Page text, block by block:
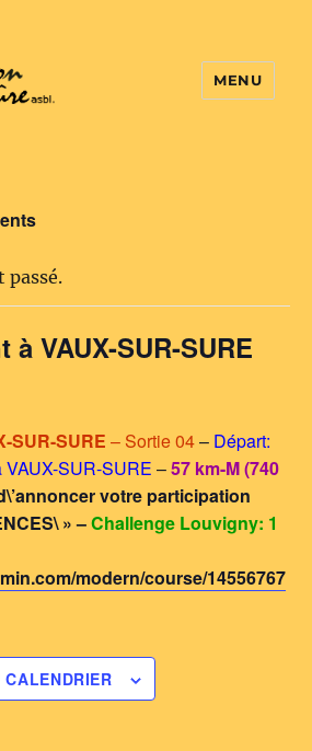
MENU
passé.
VAUX-SUR-SURE
SUR-SURE – Sortie 04– Départ:
VAUX-SUR-SURE –57 km-M (740
votre participation
» –Challenge Louvigny: 1
modern/course/14556767